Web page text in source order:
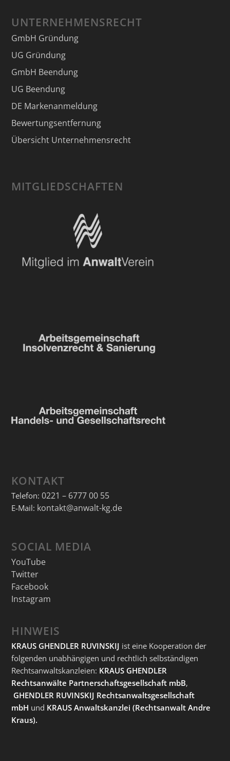
UNTERNEHMENSRECHT
GmbH Gründung
UG Gründung
GmbH Beendung
UG Beendung
DE Markenanmeldung
Bewertungsentfernung
Übersicht Unternehmensrecht
MITGLIEDSCHAFTEN
KONTAKT
Telefon: 0221 – 6777 00 55
E-Mail: kontakt@anwalt-kg.de
SOCIAL MEDIA
YouTube
Twitter
Facebook
Instagram
HINWEIS
KRAUS GHENDLER RUVINSKIJ ist eine Kooperation der
folgenden unabhängigen und rechtlich selbständigen
Rechtsanwaltskanzleien: KRAUS GHENDLER
Rechtsanwälte Partnerschaftsgesellschaft mbB,
GHENDLER RUVINSKIJ Rechtsanwaltsgesellschaft
mbH und KRAUS Anwaltskanzlei (Rechtsanwalt Andre
Kraus).